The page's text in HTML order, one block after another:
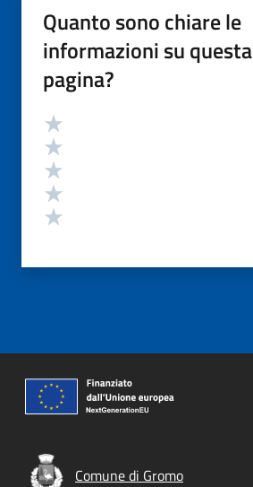
Quanto sono chiare le
informazioni su questa
pagina?
Valutazione
Comune di Gromo